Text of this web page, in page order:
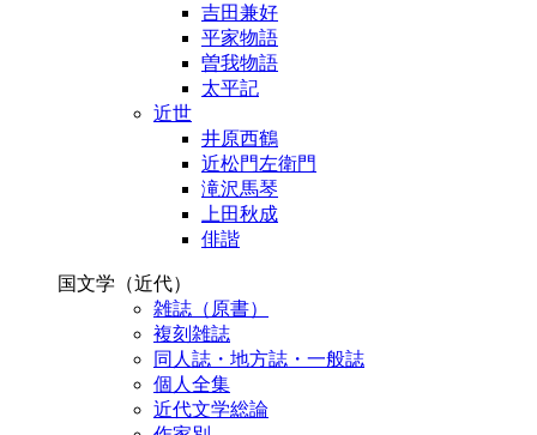
吉田兼好
平家物語
曽我物語
太平記
近世
井原西鶴
近松門左衛門
滝沢馬琴
上田秋成
俳諧
国文学（近代）
雑誌（原書）
複刻雑誌
同人誌・地方誌・一般誌
個人全集
近代文学総論